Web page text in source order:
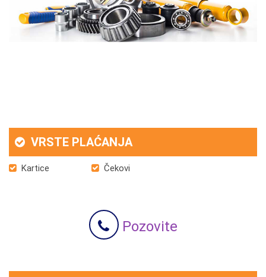
VRSTE PLAĆANJA
Kartice Čekovi
Pozovite